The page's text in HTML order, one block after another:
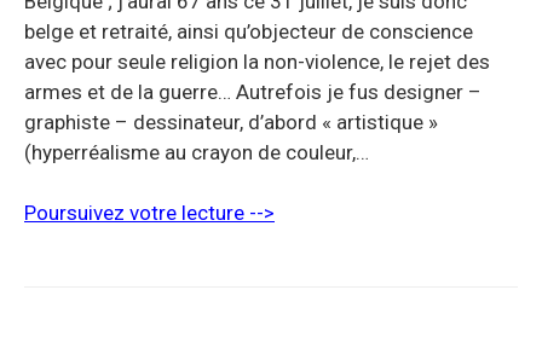
belge et retraité, ainsi qu’objecteur de conscience
avec pour seule religion la non-violence, le rejet des
armes et de la guerre… Autrefois je fus designer –
graphiste – dessinateur, d’abord « artistique »
(hyperréalisme au crayon de couleur,…
Poursuivez votre lecture -->